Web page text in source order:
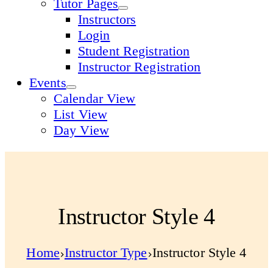
Tutor Pages
Instructors
Login
Student Registration
Instructor Registration
Events
Calendar View
List View
Day View
Instructor Style 4
Home Instructor Type Instructor Style 4